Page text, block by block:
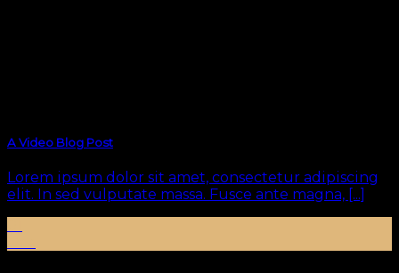
A Video Blog Post
Lorem ipsum dolor sit amet, consectetur adipiscing
elit. In sed vulputate massa. Fusce ante magna, [...]